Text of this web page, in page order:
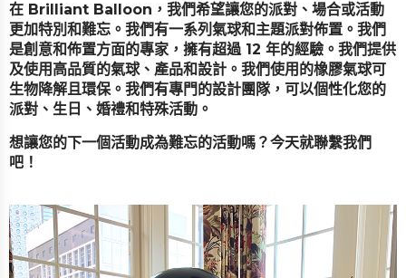
在 Brilliant Balloon，我們希望讓您的派對、場合或活動
更加特別和難忘。我們有一系列氣球和主題派對佈置。我們
是創意和佈置方面的專家，擁有超過 12 年的經驗。我們提供
及使用高品質的氣球、產品和設計。我們使用的橡膠氣球可
生物降解且環保。我們有專門的設計團隊，可以個性化您的
派對、生日、婚禮和特殊活動。
想讓您的下一個活動成為難忘的活動嗎？今天就聯繫我們
吧！